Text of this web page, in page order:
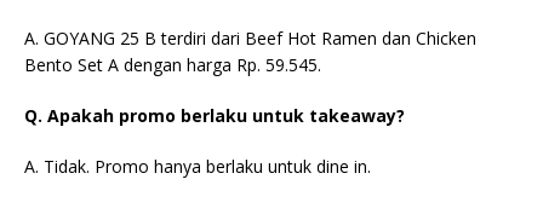
A. GOYANG 25 B terdiri dari Beef Hot Ramen dan Chicken
Bento Set A dengan harga Rp. 59.545.
Q. Apakah promo berlaku untuk takeaway?
A. Tidak. Promo hanya berlaku untuk dine in.